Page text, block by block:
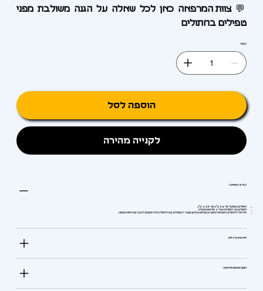
💬צוות המרפאה כאן לכל שאלה על הגנה משולבת מפני
טפילים בחתולים
כמות
הוספה לסל
לקנייה מהירה
למי זה מתאים?
חתולים במשקל של 2.8 ק"ג ועד 6.25 ק"ג.
חתולים וגורי חתולים מגיל 6 חודשים ומעלה.
אידיאלי לחתולים היוצאים החוצה ונמצאים בסיכון מוגבר לטפילים, וגם לחתולי בית הזקוקים להגנה שגרותית מקיפה.
יתרונות מרכזיים
אופן השימוש ותחזוקה